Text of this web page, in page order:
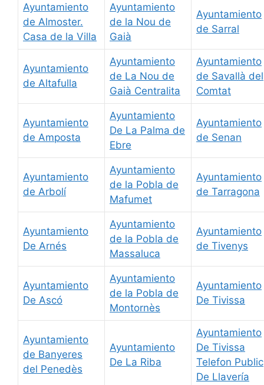
Ayuntamiento
de Almoster.
Casa de la Villa
Ayuntamiento
de la Nou de
Gaià
Ayuntamiento
de Sarral
Ayuntamiento
de Altafulla
Ayuntamiento
de La Nou de
Gaià Centralita
Ayuntamiento
de Savallà del
Comtat
Ayuntamiento
de Amposta
Ayuntamiento
De La Palma de
Ebre
Ayuntamiento
de Senan
Ayuntamiento
de Arbolí
Ayuntamiento
de la Pobla de
Mafumet
Ayuntamiento
de Tarragona
Ayuntamiento
De Arnés
Ayuntamiento
de la Pobla de
Massaluca
Ayuntamiento
de Tivenys
Ayuntamiento
De Ascó
Ayuntamiento
de la Pobla de
Montornès
Ayuntamiento
De Tivissa
Ayuntamiento
de Banyeres
del Penedès
Ayuntamiento
De La Riba
Ayuntamiento
De Tivissa
Telefon Public
De Llavería